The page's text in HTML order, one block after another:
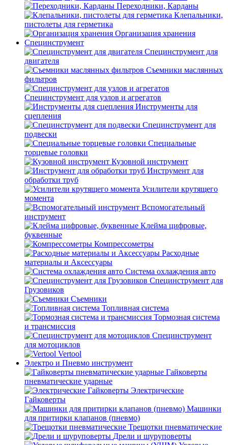
Переходники, Карданы
Клепальники,
пистолеты для герметика
Организация хранения
Специнструмент
Специнструмент для
двигателя
Съемники маслянных
фильтров
Специнструмент для узлов и агрегатов
Инструменты для
сцепления
Специнструмент для
подвески
Специальные
торцевые головки
Кузовной инструмент
Инструмент для
обработки труб
Усилители крутящего
момента
Вспомогательный
инструмент
Клейма цифровые,
буквенные
Компрессометры
Расходные
материалы и Аксессуары
Система охлаждения авто
Специнструмент для
Грузовиков
Съемники
Топливная система
Тормозная система
и трансмиссия
Специнструмент
для мотоциклов
Vertool
Электро и Пневмо инструмент
Гайковерты
пневматические ударные
Электрические
Гайковерты
Машинки
для притирки клапанов (пневмо)
Трещотки пневматические
Дрели и шуруповерты